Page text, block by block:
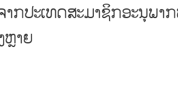
າກປະເທດສະມາຊິກອະນຸພ
າຍ